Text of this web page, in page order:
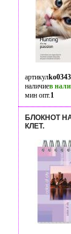
артикул
наличиев
мин опт.1
БЛОКНОТ
КЛЕТ.